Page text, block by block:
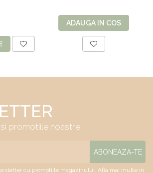
ADAUGA IN COS
promotiile noastre
cu promotiile magazinului. Afla mai multe in